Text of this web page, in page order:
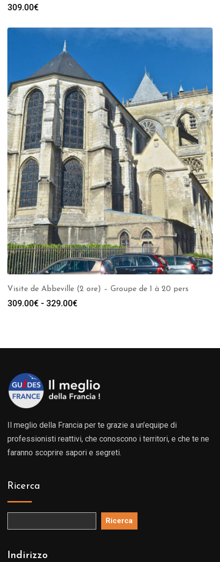
309.00€
Visite de Abbeville (2 ore) – Groupe de 1 à 20 pers
309.00€ - 329.00€
309.00€
Il meglio della Francia per te grazie a un’equipe di
professionisti reattivi, che conoscono i territori, e che te ne
faranno scoprire sapori e segreti.
Ricerca
Ricerca
Indirizzo